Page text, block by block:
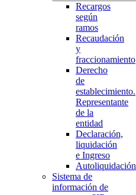
Recargos
según
ramos
Recaudación
y
fraccionamiento
Derecho
de
establecimiento.
Representante
de la
entidad
Declaración,
liquidación
e Ingreso
Autoliquidación
Sistema de
información de